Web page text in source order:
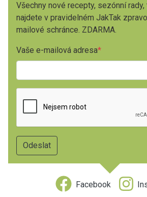
Všechny nové recepty, sezónní
najdete v pravidelném JakTak
mailové schránce. ZDARMA.
Vaše e-mailová adresa
Facebook